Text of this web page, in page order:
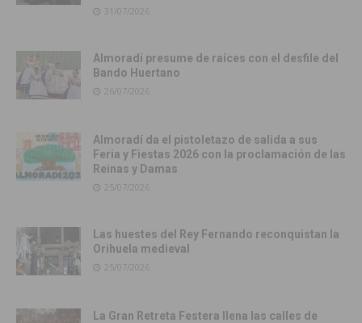
31/07/2026
Almoradí presume de raíces con el desfile del
Bando Huertano
26/07/2026
Almoradí da el pistoletazo de salida a sus
Feria y Fiestas 2026 con la proclamación de las
Reinas y Damas
25/07/2026
Las huestes del Rey Fernando reconquistan la
Orihuela medieval
25/07/2026
La Gran Retreta Festera llena las calles de